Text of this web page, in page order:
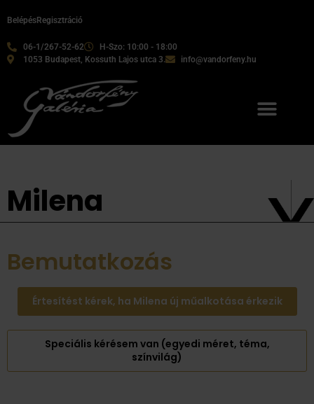
06-1/267-52-62
H-Szo: 10:00 - 18:00
1053 Budapest, Kossuth Lajos utca 3.
info@vandorfeny.hu
BelépésRegisztráció
Milena
Bemutatkozás
Értesítést kérek, ha Milena új műalkotása érkezik
Speciális kérésem van (egyedi méret, téma,
színvilág)